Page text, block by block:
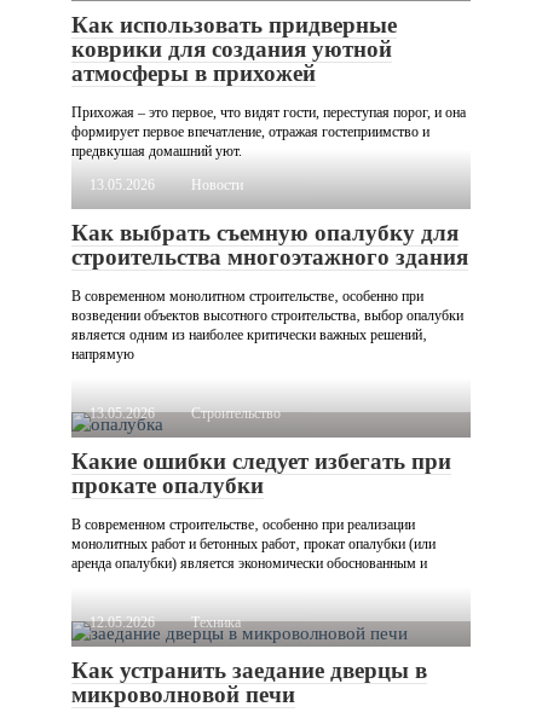
Как использовать придверные
коврики для создания уютной
атмосферы в прихожей
Прихожая – это первое, что видят гости, переступая порог, и она
формирует первое впечатление, отражая гостеприимство и
предвкушая домашний уют.
13.05.2026
Новости
Как выбрать съемную опалубку для
строительства многоэтажного здания
В современном монолитном строительстве‚ особенно при
возведении объектов высотного строительства‚ выбор опалубки
является одним из наиболее критически важных решений‚
напрямую
13.05.2026 Строительство
Какие ошибки следует избегать при
прокате опалубки
В современном строительстве‚ особенно при реализации
монолитных работ и бетонных работ‚ прокат опалубки (или
аренда опалубки) является экономически обоснованным и
12.05.2026 Техника
Как устранить заедание дверцы в
микроволновой печи